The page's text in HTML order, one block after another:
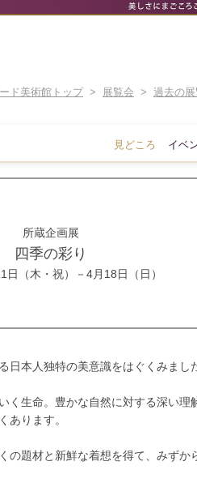
ド美術館トップ > 展覧会 > 過去の展
イベ
見どころ
所蔵企画展
四季の彩り
日（木・祝）－4月18日（日）
日本人独特の美意識をはぐくみまし
く生命。豊かな自然に対する深い理
あります。
の題材と新鮮な着想を得て、みずか